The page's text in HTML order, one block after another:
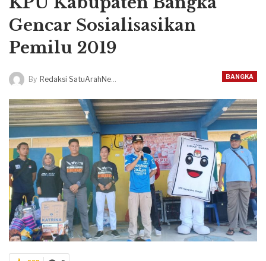
Gencar Sosialisasikan
Pemilu 2019
BANGKA
By Redaksi SatuArahNews